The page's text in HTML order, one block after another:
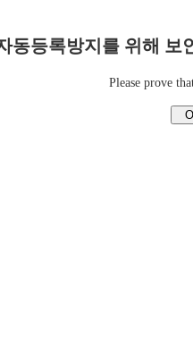
동등록방지를 위해 보
Please prove